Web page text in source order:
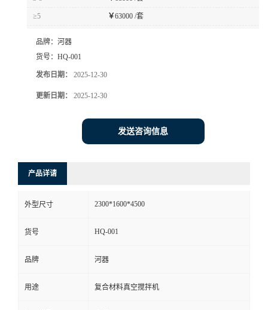
式
在
线
≥5 ￥63000 /套
品牌： 河器
货号： HQ-001
发布日期： 2025-12-30
更新日期： 2025-12-30
发送咨询信息
产品详请
外型尺寸 2300*1600*4500
货号 HQ-001
品牌 河器
用途 复合材料真空搅拌机